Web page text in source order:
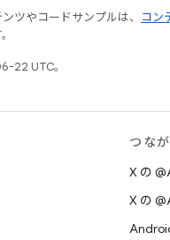
ツやコードサンプルは、 コン
22 UTC。
つな
X の
X の